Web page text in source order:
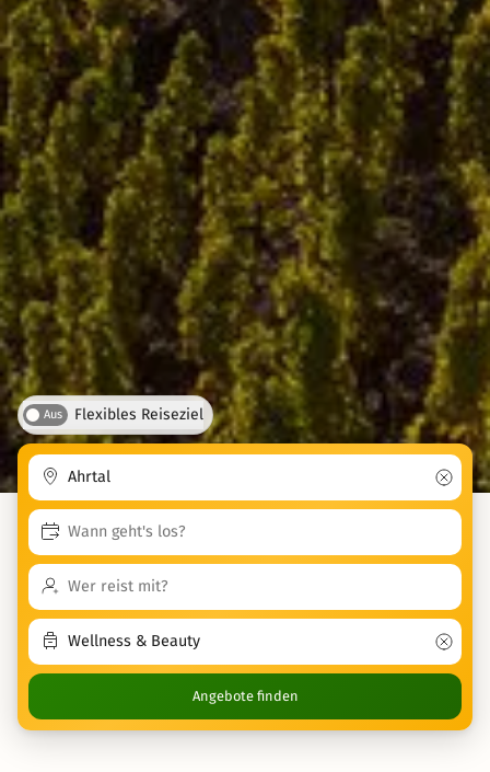
Aus Flexibles Reiseziel
Angebote finden